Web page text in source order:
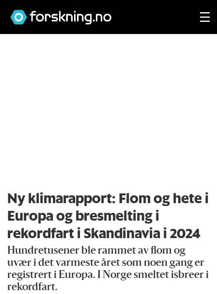
Ny klimarapport: Flom og hete i
Europa og bresmelting i
rekordfart i Skandinavia i 2024
Hundretusener ble rammet av flom og
uvær i det varmeste året som noen gang er
registrert i Europa. I Norge smeltet isbreer i
rekordfart.